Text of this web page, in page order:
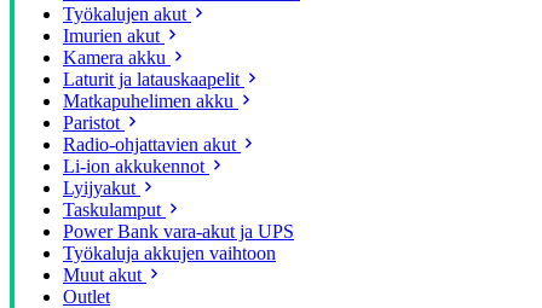
Työkalujen akut
Imurien akut
Kamera akku
Laturit ja latauskaapelit
Matkapuhelimen akku
Paristot
Radio-ohjattavien akut
Li-ion akkukennot
Lyijyakut
Taskulamput
Power Bank vara-akut ja UPS
Työkaluja akkujen vaihtoon
Muut akut
Outlet